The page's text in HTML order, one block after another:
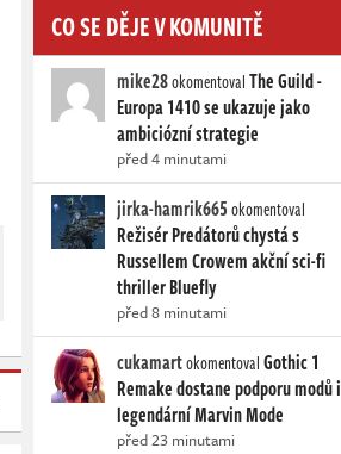
CO SE DĚJE V KOMUNITĚ
mike28okomentovalThe Guild -
Europa 1410 se ukazuje jako
ambiciózní strategie
před 4 minutami
jirka-hamrik665okomentoval
Režisér Predátorů chystá s
Russellem Crowem akční sci-fi
thriller Bluefly
před 8 minutami
cukamartokomentovalGothic 1
Remake dostane podporu modů i
legendární Marvin Mode
před 23 minutami